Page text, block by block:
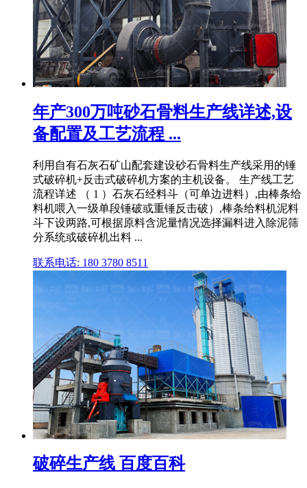
年产300万吨砂石骨料生产线详述,设
备配置及工艺流程 ...
利用自有石灰石矿山配套建设砂石骨料生产线采用的锤
式破碎机+反击式破碎机方案的主机设备。 生产线工艺
流程详述 （ 1 ）石灰石经料斗（可单边进料）,由棒条给
料机喂入一级单段锤破或重锤反击破）,棒条给料机泥料
斗下设两路,可根据原料含泥量情况选择漏料进入除泥筛
分系统或破碎机出料 ...
联系电话: 180 3780 8511
破碎生产线 百度百科